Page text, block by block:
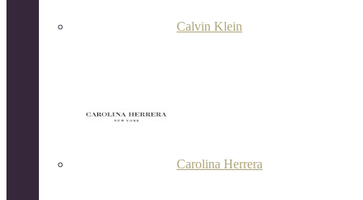
Calvin Klein
Carolina Herrera